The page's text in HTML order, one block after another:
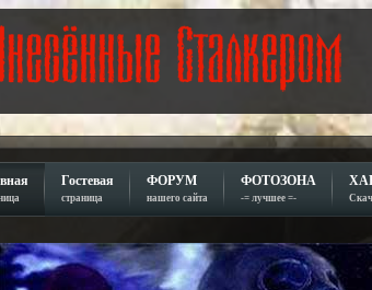
Гостевая
страница
ФОРУМ
нашего сайта
ФОТОЗОНА
-= лучшее =-